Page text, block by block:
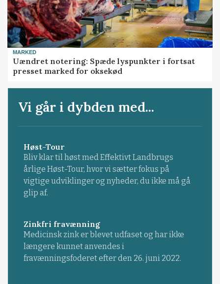
MARKED
Uændret notering: Spæde lyspunkter i fortsat
presset marked for oksekød
Vi går i dybden med...
Høst-Tour
Bliv klar til høst med Effektivt Landbrugs
årlige Høst-Tour, hvor vi sætter fokus på
vigtige udviklinger og nyheder, du ikke må gå
glip af.
Zinkfri fravænning
Medicinsk zink er blevet udfaset og har ikke
længere kunnet anvendes i
fravænningsfoderet efter den 26. juni 2022.